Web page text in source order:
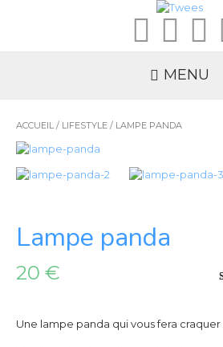
MENU
ACCUEIL / LIFESTYLE / LAMPE PANDA
Lampe panda
20 €
Une lampe panda qui vous fera craquer